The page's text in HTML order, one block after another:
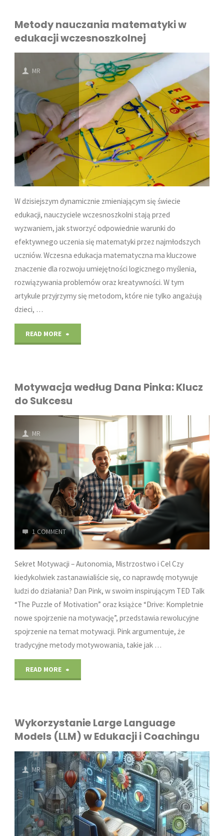
Metody nauczania matematyki w
edukacji wczesnoszkolnej
MR
W dzisiejszym dynamicznie zmieniającym się świecie
edukacji, nauczyciele wczesnoszkolni stają przed
wyzwaniem, jak stworzyć odpowiednie warunki do
efektywnego uczenia się matematyki przez najmłodszych
uczniów. Wczesna edukacja matematyczna ma kluczowe
znaczenie dla rozwoju umiejętności logicznego myślenia,
rozwiązywania problemów oraz kreatywności. W tym
artykule przyjrzymy się metodom, które nie tylko angażują
dzieci, …
READ MORE "Metody
w
edukacji
Motywacja według Dana Pinka: Klucz
do Sukcesu
MR
1 COMMENT
Sekret Motywacji – Autonomia, Mistrzostwo i Cel Czy
kiedykolwiek zastanawialiście się, co naprawdę motywuje
ludzi do działania? Dan Pink, w swoim inspirującym TED Talk
“The Puzzle of Motivation” oraz książce “Drive: Kompletnie
nowe spojrzenie na motywację”, przedstawia rewolucyjne
spojrzenie na temat motywacji. Pink argumentuje, że
tradycyjne metody motywowania, takie jak …
READ MORE "Motywacja
Pinka:
Klucz
do
Sukcesu"
Wykorzystanie Large Language
Models (LLM) w Edukacji i Coachingu
MR